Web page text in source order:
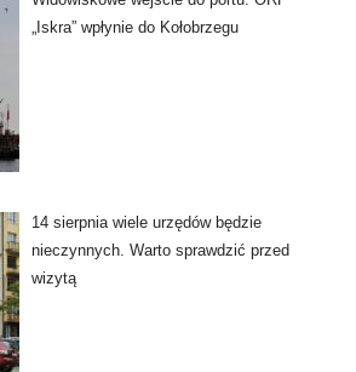
„Iskra” wpłynie do Kołobrzegu
14 sierpnia wiele urzędów będzie
nieczynnych. Warto sprawdzić przed
wizytą